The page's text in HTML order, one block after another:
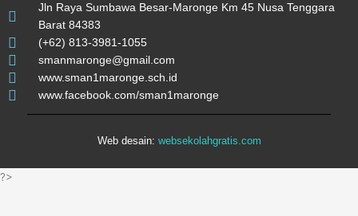
Jln Raya Sumbawa Besar-Maronge Km 45 Nusa Tenggara
Barat 84383
(+62) 813-3981-1055
smanmaronge@gmail.com
www.sman1maronge.sch.id
www.facebook.com/sman1maronge
Web desain: websekolahgratis.com
?>